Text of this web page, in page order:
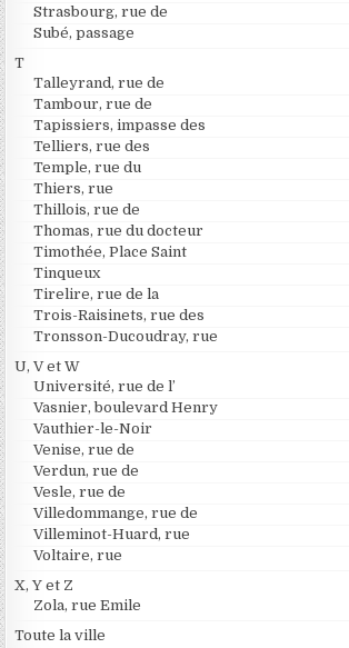
Strasbourg, rue de
Subé, passage
T
Talleyrand, rue de
Tambour, rue de
Tapissiers, impasse des
Telliers, rue des
Temple, rue du
Thiers, rue
Thillois, rue de
Thomas, rue du docteur
Timothée, Place Saint
Tinqueux
Tirelire, rue de la
Trois-Raisinets, rue des
Tronsson-Ducoudray, rue
U, V et W
Université, rue de l’
Vasnier, boulevard Henry
Vauthier-le-Noir
Venise, rue de
Verdun, rue de
Vesle, rue de
Villedommange, rue de
Villeminot-Huard, rue
Voltaire, rue
X, Y et Z
Zola, rue Emile
Toute la ville